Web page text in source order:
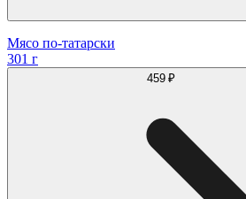
Мясо по-татарски
301 г
459 ₽